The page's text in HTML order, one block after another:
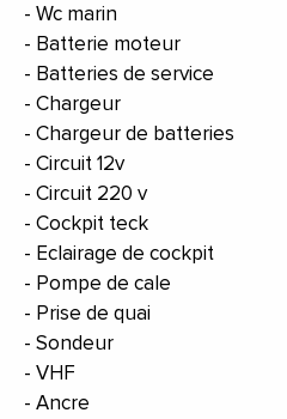
Wc marin
Batterie moteur
Batteries de service
Chargeur
Chargeur de batteries
Circuit 12v
Circuit 220 v
Cockpit teck
Eclairage de cockpit
Pompe de cale
Prise de quai
Sondeur
VHF
Ancre